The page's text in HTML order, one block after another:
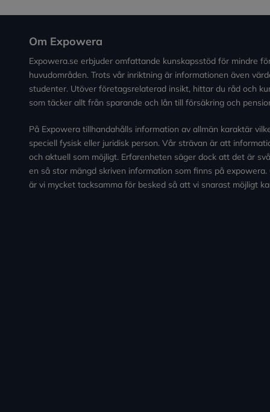
Om Expowera
Expowera.se erbjuder omfattande kunskapsstöd för mindre
huvudområden. Trots vår inriktning är informationen även
studenter. Utöver företagsrelaterad insikt, hittar du råd och
som täcker allt från sparande och lån till försäkring och
På Expowera tillhandahålls information av allmän karaktär
speciell fysisk eller juridisk person. Vår strävan är att
och aktuell som möjligt. Erfarenheten säger dock att det är
en så stor mängd skriven information som finns på
är vi mycket tacksamma för besked så att vi snarast möjligt